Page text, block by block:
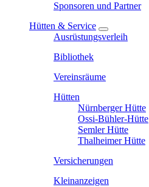
Sponsoren und Partner
Hütten & Service
Ausrüstungsverleih
Bibliothek
Vereinsräume
Hütten
Nürnberger Hütte
Ossi-Bühler-Hütte
Semler Hütte
Thalheimer Hütte
Versicherungen
Kleinanzeigen